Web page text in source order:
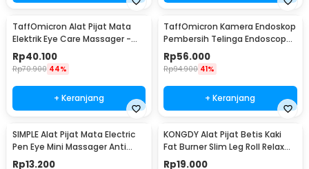
TaffOmicron Alat Pijat Mata
Elektrik Eye Care Massager -
XTK-018
Rp40.100
Rp70.900 44%
+ Keranjang
TaffOmicron Kamera Endoskop
Pembersih Telinga Endoscope
USB 3 in 1 - i96
Rp56.000
Rp94.900 41%
+ Keranjang
SIMPLE Alat Pijat Mata Electric
Pen Eye Mini Massager Anti
Aging - SM17
Rp13.200
KONGDY Alat Pijat Betis Kaki
Fat Burner Slim Leg Roll Relax
Massager - 301
Rp19.000